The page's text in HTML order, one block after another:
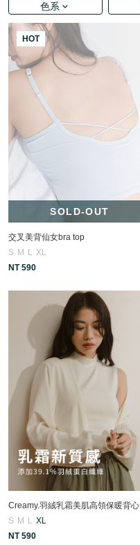
色系
SOLD-OUT
HOT
交叉美背仙女bra top
S M L XL
NT 590
Creamy.羽絨乳霜美肌高領保暖背心
S M L
XL
NT 590